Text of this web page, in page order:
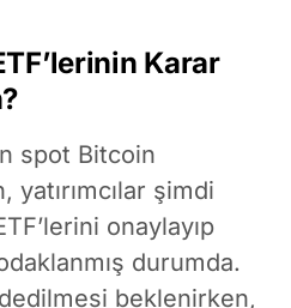
Karar
spot Bitcoin
yatırımcılar şimdi
onaylayıp
durumda.
beklenirken,